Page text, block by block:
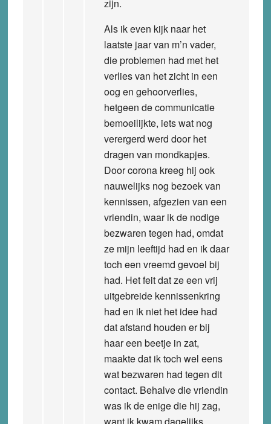
zijn.
Als ik even kijk naar het
laatste jaar van m’n vader,
die problemen had met het
verlies van het zicht in een
oog en gehoorverlies,
hetgeen de communicatie
bemoeilijkte, iets wat nog
verergerd werd door het
dragen van mondkapjes.
Door corona kreeg hij ook
nauwelijks nog bezoek van
kennissen, afgezien van een
vriendin, waar ik de nodige
bezwaren tegen had, omdat
ze mijn leeftijd had en ik daar
toch een vreemd gevoel bij
had. Het feit dat ze een vrij
uitgebreide kennissenkring
had en ik niet het idee had
dat afstand houden er bij
haar een beetje in zat,
maakte dat ik toch wel eens
wat bezwaren had tegen dit
contact. Behalve die vriendin
was ik de enige die hij zag,